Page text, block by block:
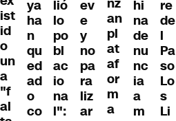
ist
id
o
un
a
"f
al
ya
ha
n
qu
ed
ad
o
co
lió
lo
po
bl
ac
io
na
l":
ev
e
y
no
pa
ra
liz
ar
an
pl
at
af
or
m
a
hi
na
de
nu
nc
ia
a
m
re
de
l
Pa
so
Lo
s
Li